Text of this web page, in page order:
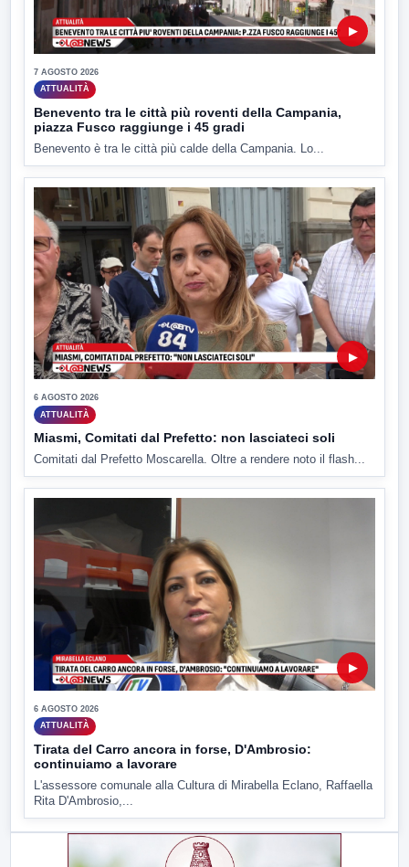
▶
7 AGOSTO 2026
ATTUALITÀ
Benevento tra le città più roventi della Campania,
piazza Fusco raggiunge i 45 gradi
Benevento è tra le città più calde della Campania. Lo...
▶
6 AGOSTO 2026
ATTUALITÀ
Miasmi, Comitati dal Prefetto: non lasciateci soli
Comitati dal Prefetto Moscarella. Oltre a rendere noto il flash...
▶
6 AGOSTO 2026
ATTUALITÀ
Tirata del Carro ancora in forse, D'Ambrosio:
continuiamo a lavorare
L'assessore comunale alla Cultura di Mirabella Eclano, Raffaella
Rita D'Ambrosio,...